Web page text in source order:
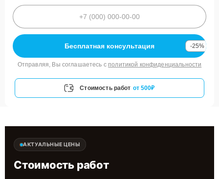
Бесплатная консультация -25%
Отправляя, Вы соглашаетесь с политикой конфиденциальности
Стоимость работ от 500₽
АКТУАЛЬНЫЕ ЦЕНЫ
Стоимость работ